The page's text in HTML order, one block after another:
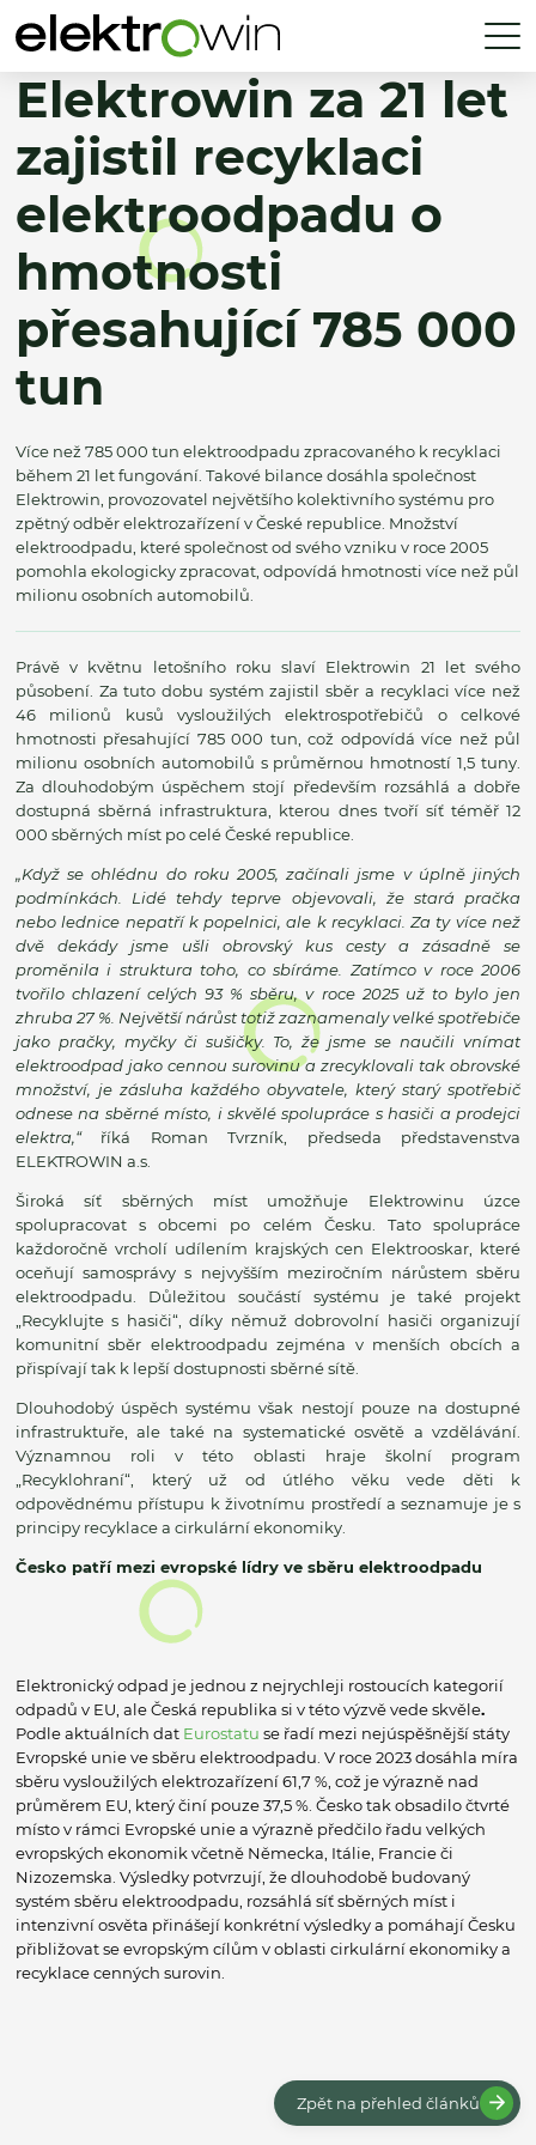
Elektrowin za 21 let
zajistil recyklaci
elektroodpadu o
hmotnosti
přesahující 785 000
tun
Více než 785 000 tun elektroodpadu zpracovaného k recyklaci
během 21 let fungování. Takové bilance dosáhla společnost
Elektrowin, provozovatel největšího kolektivního systému pro
zpětný odběr elektrozařízení v České republice. Množství
elektroodpadu, které společnost od svého vzniku v roce 2005
pomohla ekologicky zpracovat, odpovídá hmotnosti více než půl
milionu osobních automobilů.
Právě v květnu letošního roku slaví Elektrowin 21 let svého
působení. Za tuto dobu systém zajistil sběr a recyklaci více než
46 milionů kusů vysloužilých elektrospotřebičů o celkové
hmotnosti přesahující 785 000 tun, což odpovídá více než půl
milionu osobních automobilů s průměrnou hmotností 1,5 tuny.
Za dlouhodobým úspěchem stojí především rozsáhlá a dobře
dostupná sběrná infrastruktura, kterou dnes tvoří síť téměř 12
000 sběrných míst po celé České republice.
„Když se ohlédnu do roku 2005, začínali jsme v úplně jiných
podmínkách. Lidé tehdy teprve objevovali, že stará pračka
nebo lednice nepatří k popelnici, ale k recyklaci. Za ty více než
dvě dekády jsme ušli obrovský kus cesty a zásadně se
proměnila i struktura toho, co sbíráme. Zatímco v roce 2006
tvořilo chlazení celých 93 % sběru, v roce 2025 už to bylo jen
zhruba 27 %. Největší nárůst totiž zaznamenaly velké spotřebiče
jako pračky, myčky či sušičky. To, že jsme se naučili vnímat
elektroodpad jako cennou surovinu a zrecyklovali tak obrovské
množství, je zásluha každého obyvatele, který starý spotřebič
odnese na sběrné místo, i skvělé spolupráce s hasiči a prodejci
elektra,“říká Roman Tvrzník, předseda představenstva
ELEKTROWIN a.s.
Široká síť sběrných míst umožňuje Elektrowinu úzce
spolupracovat s obcemi po celém Česku. Tato spolupráce
každoročně vrcholí udílením krajských cen Elektrooskar, které
oceňují samosprávy s nejvyšším meziročním nárůstem sběru
elektroodpadu. Důležitou součástí systému je také projekt
„Recyklujte s hasiči“, díky němuž dobrovolní hasiči organizují
komunitní sběr elektroodpadu zejména v menších obcích a
přispívají tak k lepší dostupnosti sběrné sítě.
Dlouhodobý úspěch systému však nestojí pouze na dostupné
infrastruktuře, ale také na systematické osvětě a vzdělávání.
Významnou roli v této oblasti hraje školní program
„Recyklohraní“, který už od útlého věku vede děti k
odpovědnému přístupu k životnímu prostředí a seznamuje je s
principy recyklace a cirkulární ekonomiky.
Česko patří mezi evropské lídry ve sběru elektroodpadu
Elektronický odpad je jednou z nejrychleji rostoucích kategorií
odpadů v EU, ale Česká republika si v této výzvě vede skvěle.
Podle aktuálních dat Eurostatu se řadí mezi nejúspěšnější státy
Evropské unie ve sběru elektroodpadu. V roce 2023 dosáhla míra
sběru vysloužilých elektrozařízení 61,7 %, což je výrazně nad
průměrem EU, který činí pouze 37,5 %. Česko tak obsadilo čtvrté
místo v rámci Evropské unie a výrazně předčilo řadu velkých
evropských ekonomik včetně Německa, Itálie, Francie či
Nizozemska. Výsledky potvrzují, že dlouhodobě budovaný
systém sběru elektroodpadu, rozsáhlá síť sběrných míst i
intenzivní osvěta přinášejí konkrétní výsledky a pomáhají Česku
přibližovat se evropským cílům v oblasti cirkulární ekonomiky a
recyklace cenných surovin.
Zpět na přehled článků